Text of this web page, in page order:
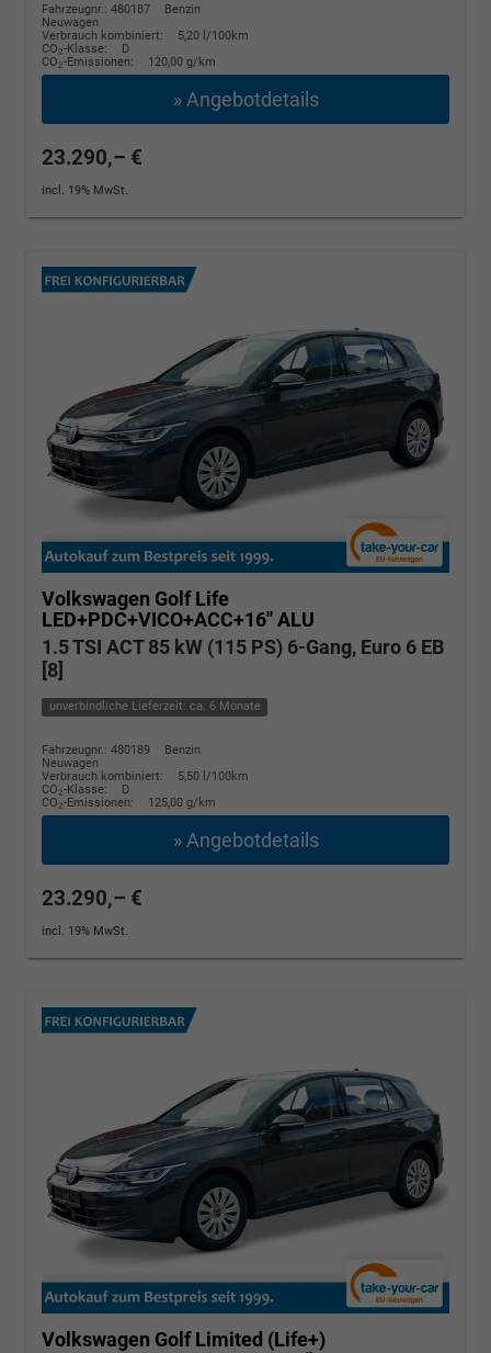
Fahrzeugnr.: 480187
Benzin
Neuwagen
Verbrauch kombiniert:
5,20 l/100km
CO2-Klasse:
D
CO2-Emissionen: 120,00 g/km
» Angebotdetails
23.290,– €
incl. 19% MwSt.
Volkswagen Golf Life
LED+PDC+VICO+ACC+16'' ALU
1.5 TSI ACT 85 kW (115 PS) 6-Gang, Euro 6 EB
[8]
unverbindliche Lieferzeit: ca. 6 Monate
Fahrzeugnr.: 480189
Benzin
Neuwagen
Verbrauch kombiniert:
5,50 l/100km
CO2-Klasse:
D
CO2-Emissionen: 125,00 g/km
» Angebotdetails
23.290,– €
incl. 19% MwSt.
Volkswagen Golf Limited (Life+)